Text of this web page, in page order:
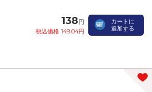
138円
税込価格 149.04円
カートに
追加する